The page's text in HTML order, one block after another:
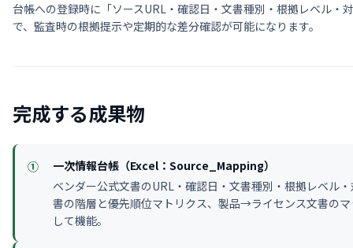
台帳への登録時に「ソースURL・確認日・文書種別・根拠レベル・
で、監査時の根拠提示や定期的な差分確認が可能になります。
完成する成果物
①
一次情報台帳（Excel：Source_Mapping）
ベンダー公式文書のURL・確認日・文書種別・根拠レベル
書の階層と優先順位マトリクス、製品→ライセンス文書の
して機能。